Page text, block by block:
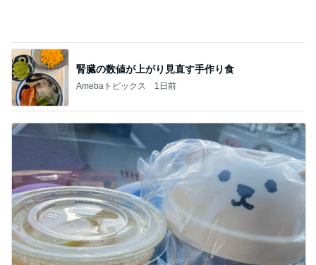
腎臓の数値が上がり見直す手作り食
Amebaトピックス 1日前